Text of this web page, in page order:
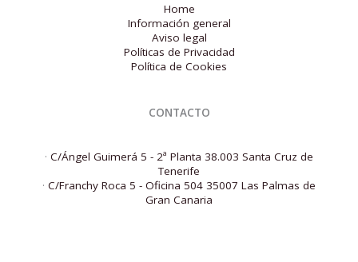
Home
Información general
Aviso legal
Políticas de Privacidad
Política de Cookies
CONTACTO
· C/Ángel Guimerá 5 - 2ª Planta 38.003 Santa Cruz de
Tenerife
· C/Franchy Roca 5 - Oficina 504 35007 Las Palmas de
Gran Canaria